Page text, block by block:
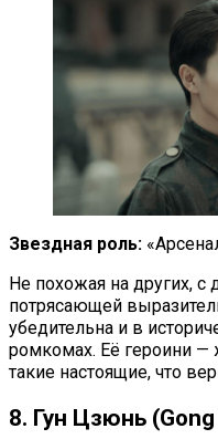
Звездная роль:
Не похожая на других, с
потрясающей
убедительна и в
ромкомах. Её героини —
такие настоящие, что
8. Гун Цзюнь